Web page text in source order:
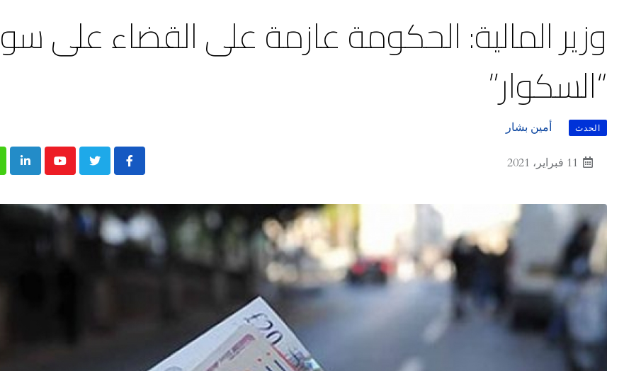
وزير المالية: الحكومة عازمة على القضاء على
“السكوار”
الحدث أمين بشار
11 فبراير، 2021 Youtube